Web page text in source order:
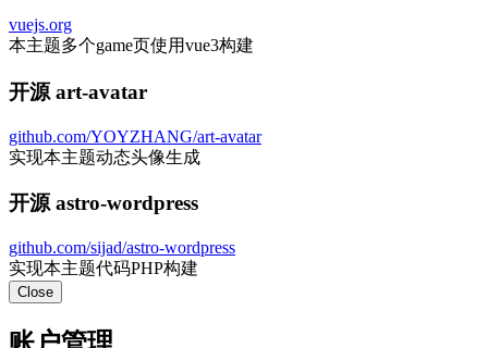
vuejs.org
本主题多个game页使用vue3构建
开源 art-avatar
github.com/YOYZHANG/art-avatar
实现本主题动态头像生成
开源 astro-wordpress
github.com/sijad/astro-wordpress
实现本主题代码PHP构建
Close